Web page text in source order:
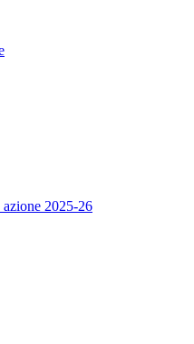
azione 2025-26